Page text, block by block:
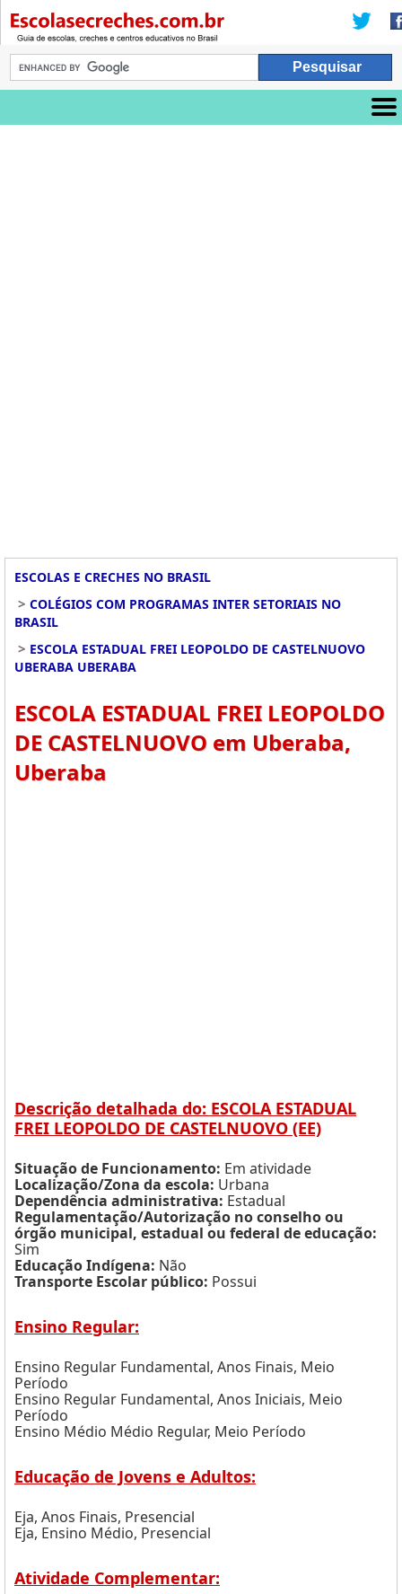
ESCOLAS E CRECHES NO BRASIL
> COLÉGIOS COM PROGRAMAS INTER SETORIAIS NO
BRASIL
> ESCOLA ESTADUAL FREI LEOPOLDO DE CASTELNUOVO
UBERABA UBERABA
ESCOLA ESTADUAL FREI LEOPOLDO
DE CASTELNUOVO em Uberaba,
Uberaba
Descrição detalhada do: ESCOLA ESTADUAL
FREI LEOPOLDO DE CASTELNUOVO (EE)
Situação de Funcionamento: Em atividade
Localização/Zona da escola: Urbana
Dependência administrativa: Estadual
Regulamentação/Autorização no conselho ou
órgão municipal, estadual ou federal de educação:
Sim
Educação Indígena: Não
Transporte Escolar público: Possui
Ensino Regular:
Ensino Regular Fundamental, Anos Finais, Meio
Período
Ensino Regular Fundamental, Anos Iniciais, Meio
Período
Ensino Médio Médio Regular, Meio Período
Educação de Jovens e Adultos:
Eja, Anos Finais, Presencial
Eja, Ensino Médio, Presencial
Atividade Complementar: